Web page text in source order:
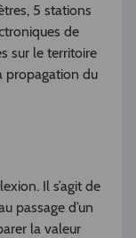
5 stations
de
sur le territoire
propagation du
Il s’agit de
passage d’un
la valeur